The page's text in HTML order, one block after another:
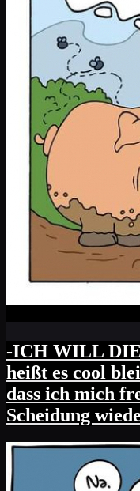
-ICH WILL
heißt es cool
dass ich mich
Scheidung